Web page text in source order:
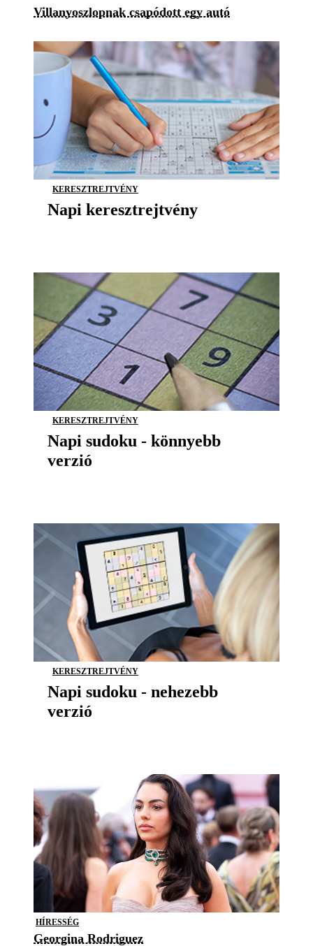
Villanyoszlopnak csapódott egy autó
KERESZTREJTVÉNY
Napi keresztrejtvény
KERESZTREJTVÉNY
Napi sudoku - könnyebb
verzió
KERESZTREJTVÉNY
Napi sudoku - nehezebb
verzió
HÍRESSÉG
Georgina Rodriguez